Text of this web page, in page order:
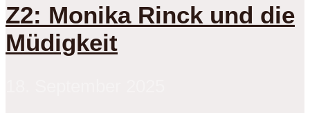
Z2: Monika Rinck und die
Müdigkeit